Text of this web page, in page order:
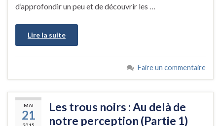
d’approfondir un peu et de découvrir les …
Lire la suite
Faire un commentaire
MAI
21
Les trous noirs : Au delà de
notre perception (Partie 1)